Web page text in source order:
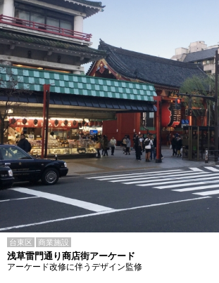
台東区 商業施設
浅草雷門通り商店街アーケード
アーケード改修に伴うデザイン監修